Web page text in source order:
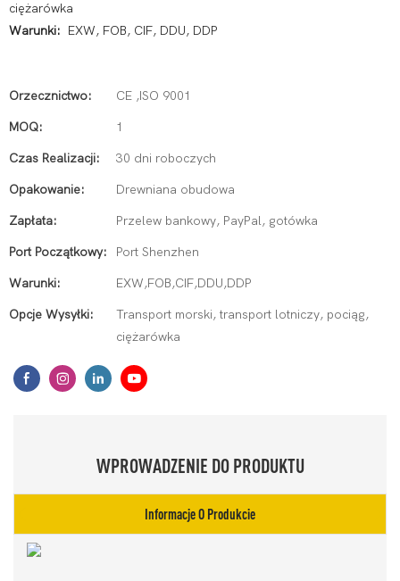
ciężarówka
Warunki: EXW, FOB, CIF, DDU, DDP
Orzecznictwo: CE ,ISO 9001
MOQ: 1
Czas Realizacji: 30 dni roboczych
Opakowanie: Drewniana obudowa
Zapłata: Przelew bankowy, PayPal, gotówka
Port Początkowy: Port Shenzhen
Warunki: EXW,FOB,CIF,DDU,DDP
Opcje Wysyłki:
Transport morski, transport lotniczy, pociąg,
ciężarówka
WPROWADZENIE DO PRODUKTU
Informacje O Produkcie